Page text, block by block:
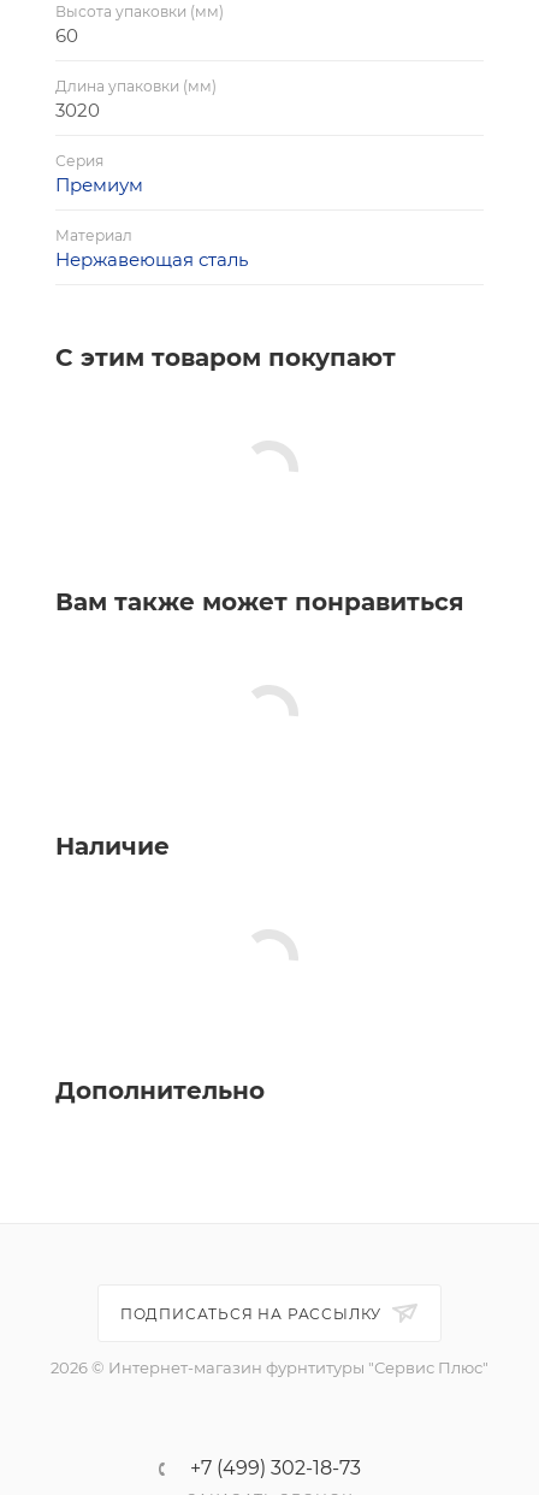
Высота упаковки (мм)
60
Длина упаковки (мм)
3020
Серия
Премиум
Материал
Нержавеющая сталь
С этим товаром покупают
Вам также может понравиться
Наличие
Дополнительно
ПОДПИСАТЬСЯ НА РАССЫЛКУ
2026 © Интернет-магазин фурнтитуры "Сервис Плюс"
+7 (499) 302-18-73